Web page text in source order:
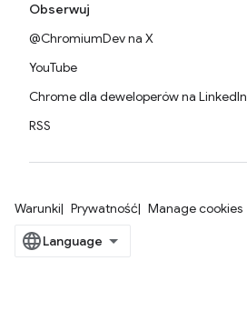
Obserwuj
@ChromiumDev na X
YouTube
Chrome dla deweloperów na LinkedIn
RSS
Warunki Prywatność Manage cookies